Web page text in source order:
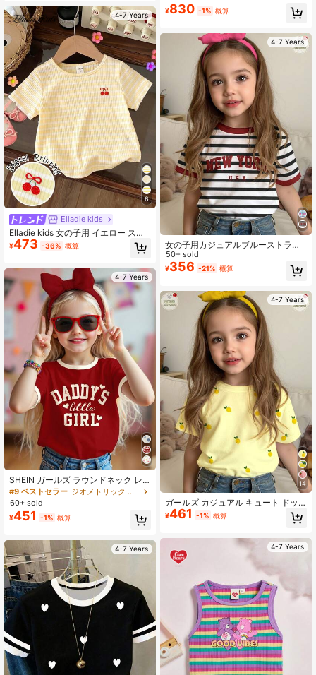
に
4-7 Years
6
Elladie kids
Elladie kids 女の子用 イエロー スト
ライプ ニット生地、チェリー刺繍T
シャツ、フリル ラウンドネック 半袖
ー、旅行や休暇に活躍
¥473 -36% 概算
4-7 Years
SHEIN ガールズ ラウンドネック レ
ター&ハート プリント カジュアル 半
袖Tシャツ、デイリーウェア、親子撮
影、外出、自宅、バケーション、休
日、春夏シーズンに適しています
#9 ベストセラー
ジオメトリック 若い女の子のTシャツ
60+ sold
¥451 -1% 概算
4-7 Years
¥830 -1% 概算
4-7 Years
女の子用カジュアルブルーストライ
プ"NEW YORK"プリント、コントラ
ストレッド、学校再開、カレッジス
タイル、ラウンドネック 半袖Tシャ
50+ sold
¥356 -21% 概算
4-7 Years
14
ガールズ カジュアル キュート ドッ
ト柄 ミニ サマー トロピカル レモン
フルーツ柄 クリームイエロー カント
イル ラウンドネック 半袖 Tシャツ、
夏に最適
¥461 -1% 概算
4-7 Years